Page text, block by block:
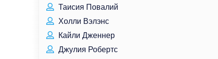
Таисия Повалий
Холли Вэлэнс
Кайли Дженнер
Джулия Робертс